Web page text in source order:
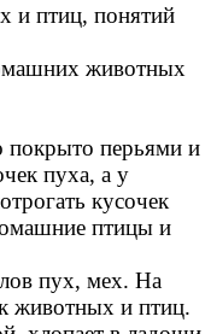
и птиц, понятий
животных
покрыто перьями и
пуха, а у
кусочек
птицы и
пух, мех. На
животных и птиц.